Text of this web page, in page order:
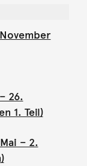
26.
1. Teil)
– 2.